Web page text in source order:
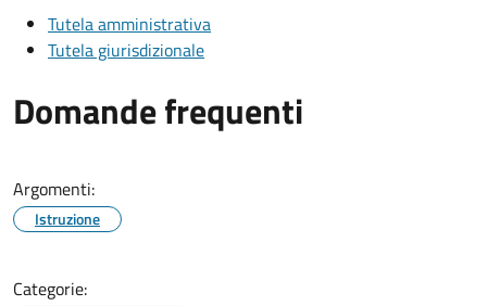
Tutela amministrativa
Tutela giurisdizionale
Domande frequenti
Argomenti:
Istruzione
Categorie: